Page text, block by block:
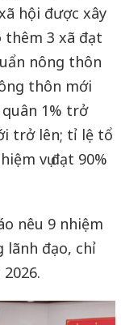
hội được xây
thêm 3 xã đạt
nông thôn
thôn mới
1% trở
trở lên; tỉ lệ tổ
vụ đạt 90%
nêu 9 nhiệm
lãnh đạo, chỉ